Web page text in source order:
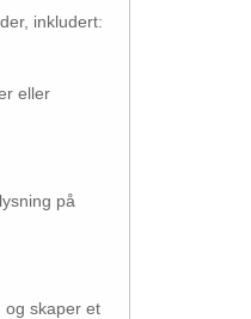
inkludert:
eller
på
og skaper et